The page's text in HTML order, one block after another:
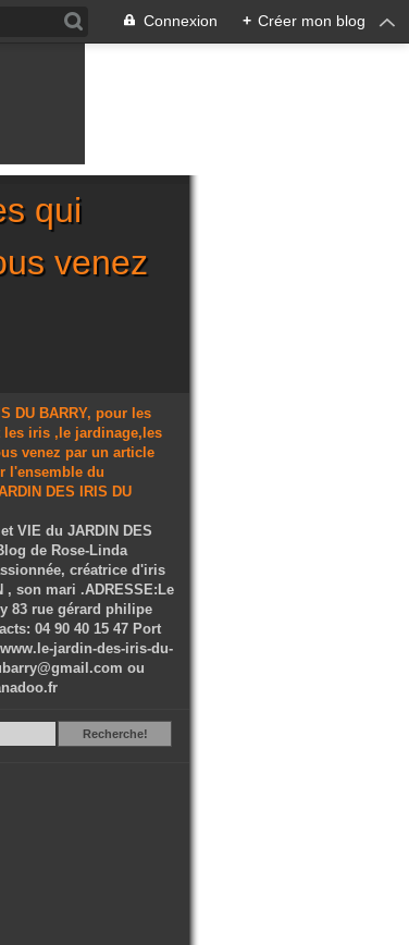
Connexion + Créer mon blog
qui
venez
VIE du JARDIN DES
de Rose-Linda
créatrice d'iris
, son mari .ADRESSE:Le
83 rue gérard philipe
04 90 40 15 47 Port
jardin-des-iris-du-
ou
RechercheRecherche!